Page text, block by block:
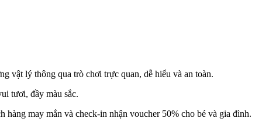
vật lý thông qua trò chơi trực quan, dễ hiểu và an toàn.
tươi, đầy màu sắc.
may mắn và check-in nhận voucher 50% cho bé và gia đình.